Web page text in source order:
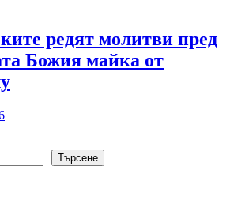
редят молитви пред
Божия майка от
Търсене